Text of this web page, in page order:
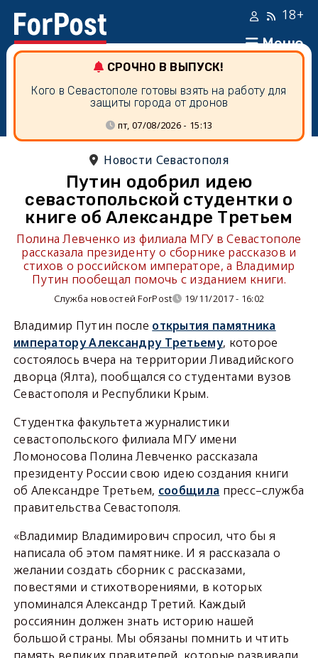
Меню
18+
СРОЧНО В ВЫПУСК!
Кого в Севастополе готовы взять на работу для
защиты города от дронов
пт, 07/08/2026 - 15:13
Новости Севастополя
Путин одобрил идею
севастопольской студентки о
книге об Александре Третьем
Полина Левченко из филиала МГУ в Севастополе
рассказала президенту о сборнике рассказов и
стихов о российском императоре, а Владимир
Путин пообещал помочь с изданием книги.
Служба новостей ForPost 19/11/2017 - 16:02
Владимир Путин после открытия памятника
императору Александру Третьему, которое
состоялось вчера на территории Ливадийского
дворца (Ялта), пообщался со студентами вузов
Севастополя и Республики Крым.
Студентка факультета журналистики
севастопольского филиала МГУ имени
Ломоносова Полина Левченко рассказала
президенту России свою идею создания книги
об Александре Третьем, сообщила пресс–служба
правительства Севастополя.
«Владимир Владимирович спросил, что бы я
написала об этом памятнике. И я рассказала о
желании создать сборник с рассказами,
повестями и стихотворениями, в которых
упоминался Александр Третий. Каждый
россиянин должен знать историю нашей
большой страны. Мы обязаны помнить и чтить